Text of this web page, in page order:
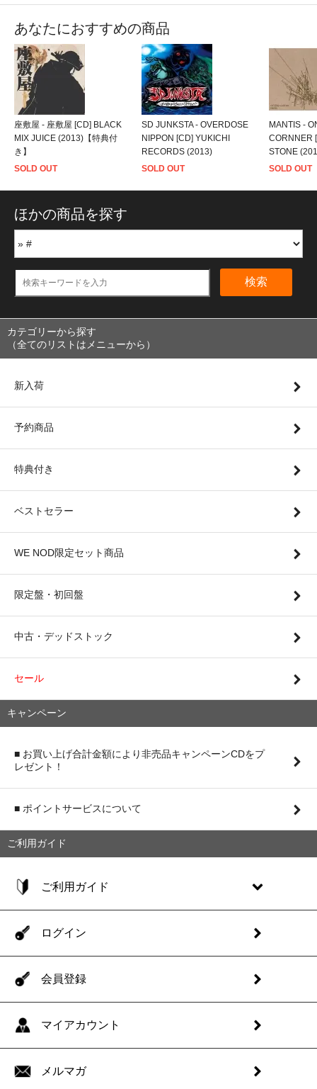
あなたにおすすめの商品
座敷屋 - 座敷屋 [CD] BLACK
MIX JUICE (2013)【特典付
き】
SOLD OUT
SD JUNKSTA - OVERDOSE
NIPPON [CD] YUKICHI
RECORDS (2013)
SOLD OUT
MANTIS -
CORNNER
STONE
SOLD OUT
ほかの商品を探す
検索
カテゴリーから探す
（全てのリストはメニューから）
新入荷
予約商品
特典付き
ベストセラー
WE NOD限定セット商品
限定盤・初回盤
中古・デッドストック
セール
キャンペーン
■ お買い上げ合計金額により非売品キャンペーンCDをプ
レゼント！
■ ポイントサービスについて
ご利用ガイド
ご利用ガイド
ログイン
会員登録
マイアカウント
メルマガ